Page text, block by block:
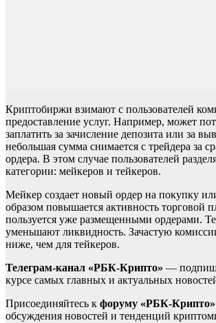
Криптобиржи взимают с пользователей
предоставление услуг. Например, может
заплатить за зачисление депозита или за
небольшая сумма снимается с трейдера за
ордера. В этом случае пользователей
категории: мейкеров и тейкеров.
Мейкер создает новый ордер на покупку
образом повышается активность торговой
пользуется уже размещенными ордерами.
уменьшают ликвидность. Зачастую
ниже, чем для тейкеров.
Телеграм-канал «РБК-Крипто» —
курсе самых главных и актуальных
Присоединяйтесь к форуму «РБК-Крипто»
обсуждения новостей и тенденций